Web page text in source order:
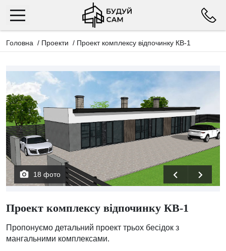
Головна / Проекти / Проект комплексу відпочинку КВ-1
18 фото
Проект комплексу відпочинку КВ-1
Пропонуємо детальний проект трьох бесідок з
мангальними комплексами.